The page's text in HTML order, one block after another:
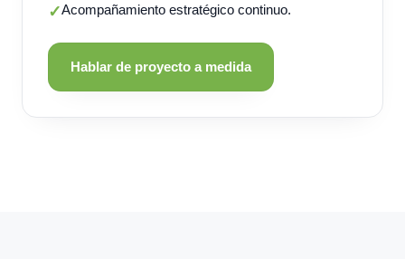
✓Acompañamiento estratégico continuo.
Hablar de proyecto a medida